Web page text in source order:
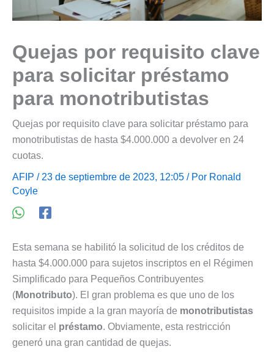
Quejas por requisito clave
para solicitar préstamo
para monotributistas
Quejas por requisito clave para solicitar préstamo para
monotributistas de hasta $4.000.000 a devolver en 24
cuotas.
AFIP / 23 de septiembre de 2023, 12:05 / Por Ronald
Coyle
Esta semana se habilitó la solicitud de los créditos de
hasta $4.000.000 para sujetos inscriptos en el Régimen
Simplificado para Pequeños Contribuyentes
(Monotributo). El gran problema es que uno de los
requisitos impide a la gran mayoría de monotributistas
solicitar el préstamo. Obviamente, esta restricción
generó una gran cantidad de quejas.